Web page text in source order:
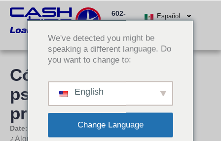
contenido
602-
3000
Español
Cómo vencer a la
psicología de los
precios
Date: 14 de marzo de 2018
¿Alguna vez ha gastado más dinero del previsto en
We've detected you might be
speaking a different language. Do
you want to change to:
English
Change Language